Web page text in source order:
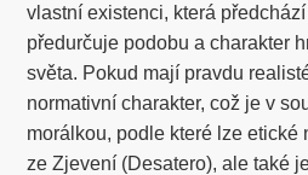
vlastní existenci, která
předurčuje podobu a charakter
světa. Pokud mají pravdu
normativní charakter, což je v
morálkou, podle které lze etické
ze Zjevení (Desatero), ale také